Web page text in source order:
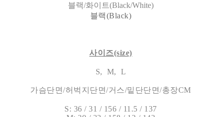
블랙/화이트(Black/White)
블랙(Black)
사이즈(size)
S, M, L
가슴단면/허벅지단면/거스/밑단단면/총장CM
S: 36 / 31 / 156 / 11.5 / 137